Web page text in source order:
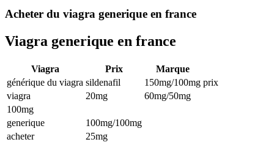
Acheter du viagra generique en france
Viagra generique en france
Viagra Prix
Marque
générique du viagra sildenafil 150mg/100mg prix
viagra
20mg
60mg/50mg
100mg
generique
100mg/100mg
acheter
25mg